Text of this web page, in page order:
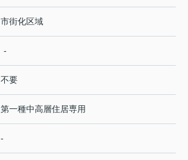
市街化区域
-
不要
第一種中高層住居専用
-